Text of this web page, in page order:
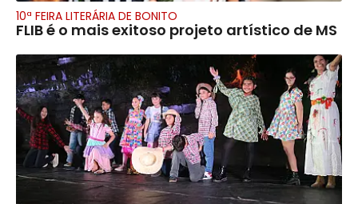
10ª FEIRA LITERÁRIA DE BONITO
FLIB é o mais exitoso projeto artístico de MS